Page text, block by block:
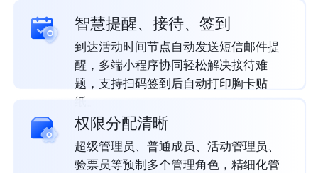
智慧提醒、接待、签到
到达活动时间节点自动发送短信邮件提
醒，多端小程序协同轻松解决接待难
题，支持扫码签到后自动打印胸卡贴
纸。
权限分配清晰
超级管理员、普通成员、活动管理员、
验票员等预制多个管理角色，精细化管